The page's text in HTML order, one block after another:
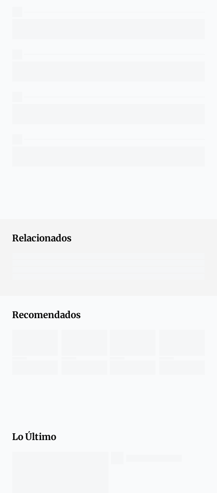
Relacionados
Recomendados
Lo Último